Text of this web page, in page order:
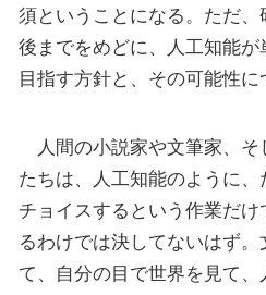
須ということになる。ただ
後までをめどに、人工知能
目指す方針と、その可能性に
人間の小説家や文筆家、そ
たちは、人工知能のように
チョイスするという作業だ
るわけでは決してないはず
て、自分の目で世界を見て